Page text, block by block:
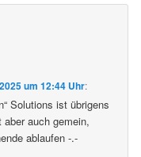
um 12:44 Uhr:
Solutions ist übrigens
auch gemein,
ablaufen -.-